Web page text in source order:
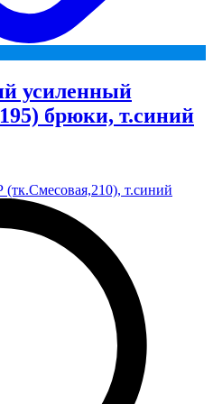
усиленный
брюки, т.синий